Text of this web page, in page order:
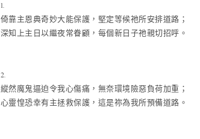
1.
倚靠主恩典奇妙大能保護，堅定等候祂所安排道路；
深知上主日以繼夜常眷顧，每個新日子祂親切招呼。
2.
縱然魔鬼逼迫令我心傷痛，無奈環境險惡負荷加重；
心靈惶恐幸有主拯救保護，這是祢為我所預備道路。